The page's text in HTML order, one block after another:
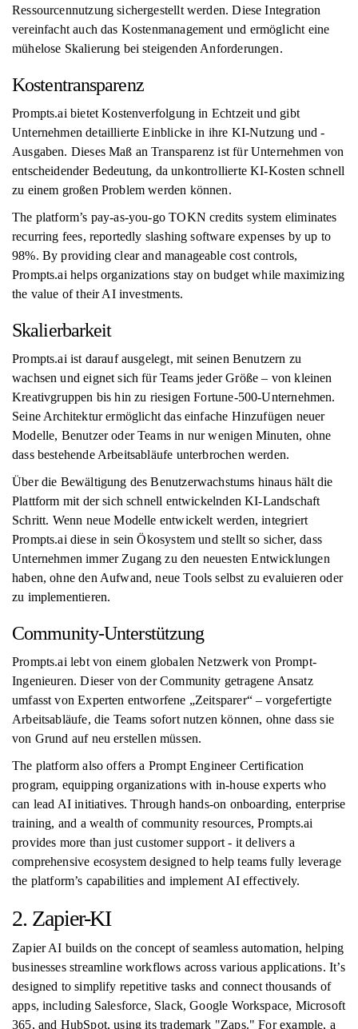
Ressourcennutzung sichergestellt werden. Diese Integration
vereinfacht auch das Kostenmanagement und ermöglicht eine
mühelose Skalierung bei steigenden Anforderungen.
Kostentransparenz
Prompts.ai bietet Kostenverfolgung in Echtzeit und gibt
Unternehmen detaillierte Einblicke in ihre KI-Nutzung und -
Ausgaben. Dieses Maß an Transparenz ist für Unternehmen von
entscheidender Bedeutung, da unkontrollierte KI-Kosten schnell
zu einem großen Problem werden können.
The platform’s pay-as-you-go TOKN credits system eliminates
recurring fees, reportedly slashing software expenses by up to
98%. By providing clear and manageable cost controls,
Prompts.ai helps organizations stay on budget while maximizing
the value of their AI investments.
Skalierbarkeit
Prompts.ai ist darauf ausgelegt, mit seinen Benutzern zu
wachsen und eignet sich für Teams jeder Größe – von kleinen
Kreativgruppen bis hin zu riesigen Fortune-500-Unternehmen.
Seine Architektur ermöglicht das einfache Hinzufügen neuer
Modelle, Benutzer oder Teams in nur wenigen Minuten, ohne
dass bestehende Arbeitsabläufe unterbrochen werden.
Über die Bewältigung des Benutzerwachstums hinaus hält die
Plattform mit der sich schnell entwickelnden KI-Landschaft
Schritt. Wenn neue Modelle entwickelt werden, integriert
Prompts.ai diese in sein Ökosystem und stellt so sicher, dass
Unternehmen immer Zugang zu den neuesten Entwicklungen
haben, ohne den Aufwand, neue Tools selbst zu evaluieren oder
zu implementieren.
Community-Unterstützung
Prompts.ai lebt von einem globalen Netzwerk von Prompt-
Ingenieuren. Dieser von der Community getragene Ansatz
umfasst von Experten entworfene „Zeitsparer“ – vorgefertigte
Arbeitsabläufe, die Teams sofort nutzen können, ohne dass sie
von Grund auf neu erstellen müssen.
The platform also offers a Prompt Engineer Certification
program, equipping organizations with in-house experts who
can lead AI initiatives. Through hands-on onboarding, enterprise
training, and a wealth of community resources, Prompts.ai
provides more than just customer support - it delivers a
comprehensive ecosystem designed to help teams fully leverage
the platform’s capabilities and implement AI effectively.
2. Zapier-KI
Zapier AI builds on the concept of seamless automation, helping
businesses streamline workflows across various applications. It’s
designed to simplify repetitive tasks and connect thousands of
apps, including Salesforce, Slack, Google Workspace, Microsoft
365, and HubSpot, using its trademark "Zaps." For example, a